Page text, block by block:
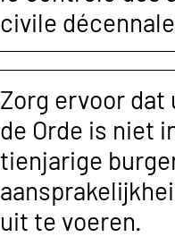
civile
Zorg ervoor
de Orde is niet
tienjarige
uit te voeren.